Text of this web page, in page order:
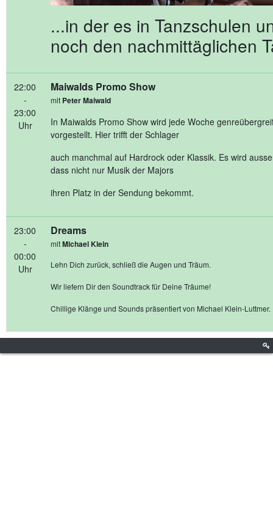
...in der es in Tanzschulen
noch den nachmittäglichen
22:00
-
23:00
Uhr
Maiwalds Promo Show
mit Peter Maiwald
In Maiwalds Promo Show wird jede Woche
vorgestellt. Hier trifft der Schlager
auch manchmal auf Hardrock oder Klassik. Es wird
dass nicht nur Musik der Majors
ihren Platz in der Sendung bekommt.
23:00
-
00:00
Uhr
Dreams
mitMichael Klein
Lehn Dich zurück, schließ die Augen und Träum.
Wir liefern Dir den Soundtrack für Deine Träume!
Chillige Klänge und Sounds präsentiert von Michael Klein-Luttmer.